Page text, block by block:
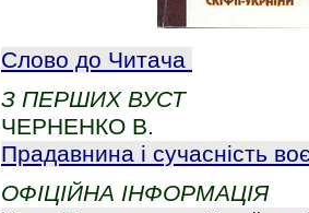
Слово до Читача
З ПЕРШИХ ВУСТ
ЧЕРНЕНКО В.
Прадавнина і сучасність
ОФІЦІЙНА ІНФОРМАЦІЯ